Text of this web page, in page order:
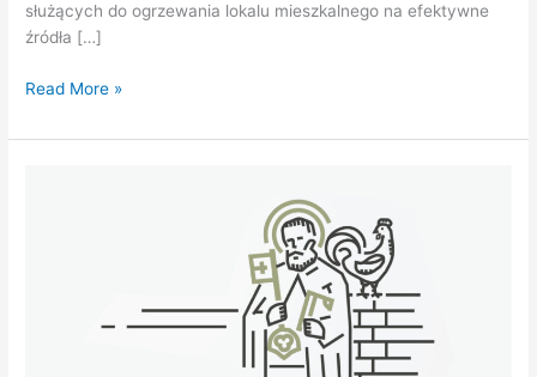
służących do ogrzewania lokalu mieszkalnego na efektywne
źródła […]
Read More »